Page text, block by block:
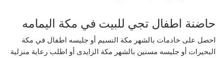
حاضنة اطفال تجي للبيت في مكة اليمامه
احصل على خادمات بالشهر مكة النسيم أو جليسه اطفال في مكة
البحيرات أو جليسه مسنين بالشهر مكة الزايدى أو اطلب رعاية منزلية